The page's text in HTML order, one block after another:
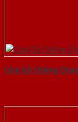
Cửa Gỗ Chống